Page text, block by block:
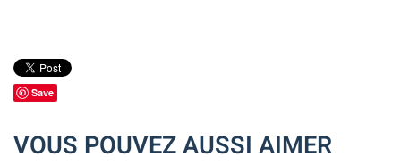
Save
VOUS POUVEZ AUSSI AIMER